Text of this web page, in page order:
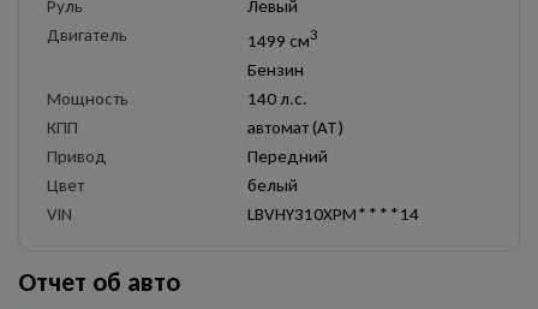
Руль
Левый
Двигатель
1499 см3
Бензин
Мощность
140 л.с.
КПП
автомат (AT)
Привод
Передний
Цвет
белый
VIN
LBVHY310XPM****14
Отчет об авто